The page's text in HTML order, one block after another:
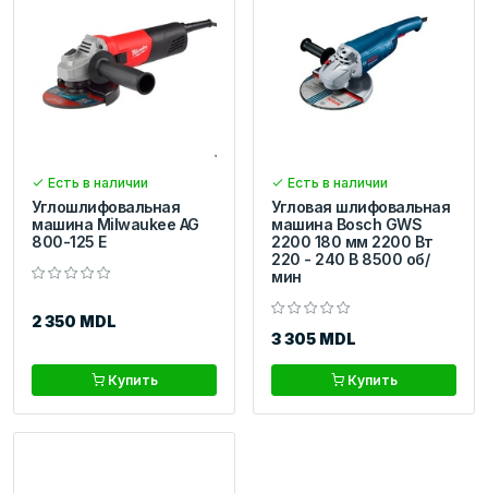
Есть в наличии
Углошлифовальная
машина Milwaukee AG
800-125 E
2 350 MDL
Купить
Есть в наличии
Угловая шлифовальная
машина Bosch GWS
2200 180 мм 2200 Вт
220 - 240 В 8500 об/
мин
3 305 MDL
Купить